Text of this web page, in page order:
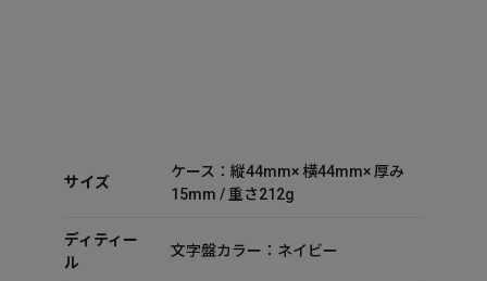
サイズ
ケース：縦44mm× 横44mm× 厚み
15mm / 重さ212g
ディティー
ル
文字盤カラー：ネイビー